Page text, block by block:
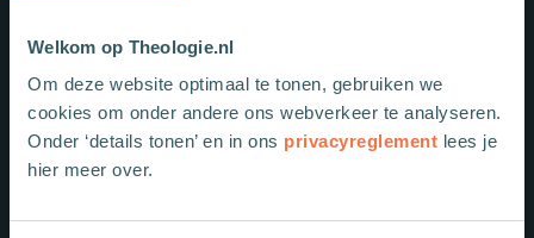
Welkom op Theologie.nl
Om deze website optimaal te tonen, gebruiken we
cookies om onder andere ons webverkeer te analyseren.
Onder ‘details tonen’ en in ons privacyreglement lees je
hier meer over.